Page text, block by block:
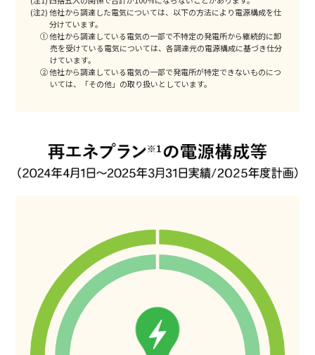
(注2) 他社から調達した電気については、以下の方法により電源構成を仕
分けています。
① 他社から調達している電気の一部で不特定の発電所から継続的に卸
売を受けている電気については、各調達元の電源構成に基づき仕分
けています。
② 他社から調達している電気の一部で発電所が特定できないものにつ
いては、「その他」の取り扱いとしています。